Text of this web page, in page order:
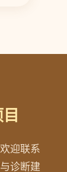
迎联系
诊断建